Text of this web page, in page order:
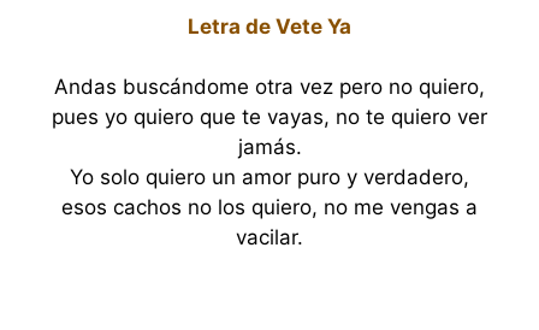
Letra de Vete Ya
Andas buscándome otra vez pero no quiero,
pues yo quiero que te vayas, no te quiero ver
jamás.
Yo solo quiero un amor puro y verdadero,
esos cachos no los quiero, no me vengas a
vacilar.